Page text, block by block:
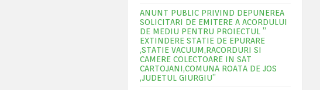
ANUNT PUBLIC PRIVIND DEPUNEREA
SOLICITARI DE EMITERE A ACORDULUI
DE MEDIU PENTRU PROIECTUL ”
EXTINDERE STATIE DE EPURARE
,STATIE VACUUM,RACORDURI SI
CAMERE COLECTOARE IN SAT
CARTOJANI,COMUNA ROATA DE JOS
,JUDETUL GIURGIU”